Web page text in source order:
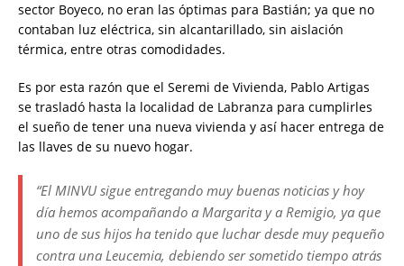
sector Boyeco, no eran las óptimas para Bastián; ya que no
contaban luz eléctrica, sin alcantarillado, sin aislación
térmica, entre otras comodidades.
Es por esta razón que el Seremi de Vivienda, Pablo Artigas
se trasladó hasta la localidad de Labranza para cumplirles
el sueño de tener una nueva vivienda y así hacer entrega de
las llaves de su nuevo hogar.
“El MINVU sigue entregando muy buenas noticias y hoy
día hemos acompañando a Margarita y a Remigio, ya que
uno de sus hijos ha tenido que luchar desde muy pequeño
contra una Leucemia, debiendo ser sometido tiempo atrás